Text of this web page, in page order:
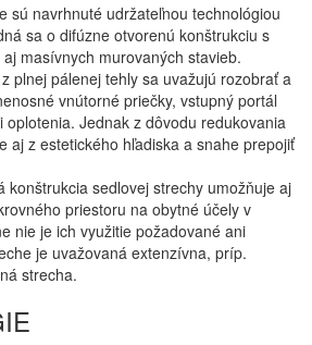
sú navrhnuté udržateľnou technológiou
sa o difúzne otvorenú konštrukciu s
masívnych murovaných stavieb.
plnej pálenej tehly sa uvažujú rozobrať a
vnútorné priečky, vstupný portál
Jednak z dôvodu redukovania
aj z estetického hľadiska a snahe prepojiť
konštrukcia sedlovej strechy umožňuje aj
priestoru na obytné účely v
nie je ich využitie požadované ani
je uvažovaná extenzívna, príp.
strecha.